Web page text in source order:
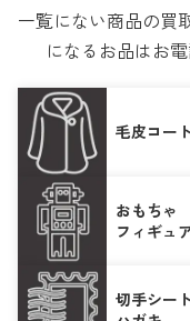
一覧にない商品の買
になるお品はお
毛皮コート
おもちゃ
フィギュ
切手シート